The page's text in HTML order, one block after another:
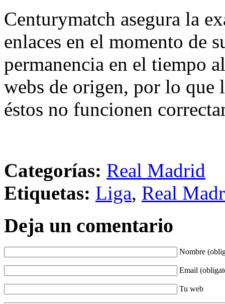
Centurymatch asegura la
enlaces en el momento de
permanencia en el tiempo
webs de origen, por lo que
éstos no funcionen
Categorías: Real Madrid
Etiquetas: Liga, Real
Deja un comentario
Nombre
Email
Tu web